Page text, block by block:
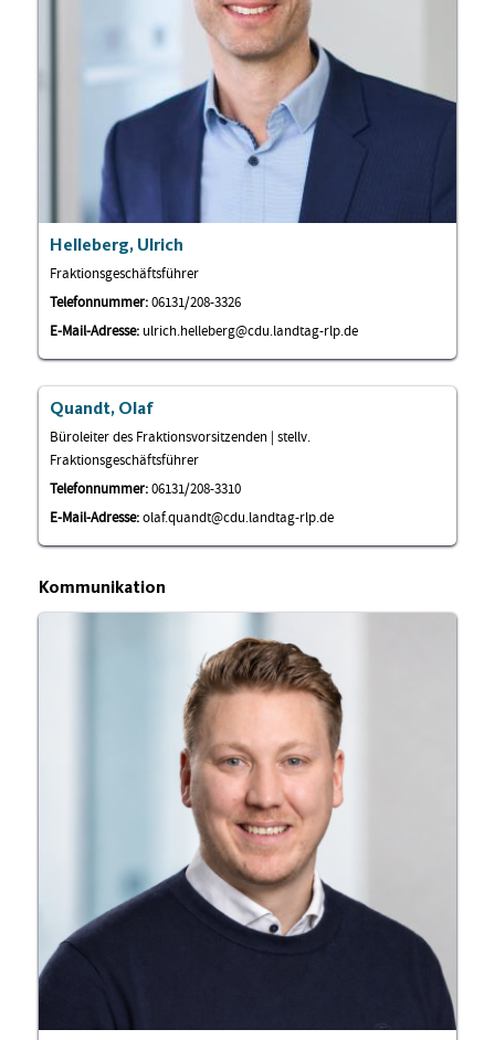
Helleberg, Ulrich
Fraktionsgeschäftsführer
Telefonnummer:06131/208-3326
E-Mail-Adresse: ulrich.helleberg@cdu.landtag-rlp.de
Quandt, Olaf
Büroleiter des Fraktionsvorsitzenden | stellv.
Fraktionsgeschäftsführer
Telefonnummer:06131/208-3310
E-Mail-Adresse:olaf.quandt@cdu.landtag-rlp.de
Kommunikation